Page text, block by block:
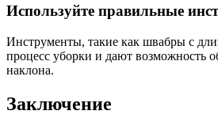
Используйте правильные
Инструменты, такие как швабры с
процесс уборки и дают возможность
наклона.
Заключение